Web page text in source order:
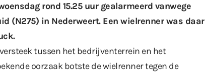
rond 15.25 uur gealarmeerd vanwege
(N275) in Nederweert. Een wielrenner was daar
tussen het bedrijventerrein en het
oorzaak botste de wielrenner tegen de